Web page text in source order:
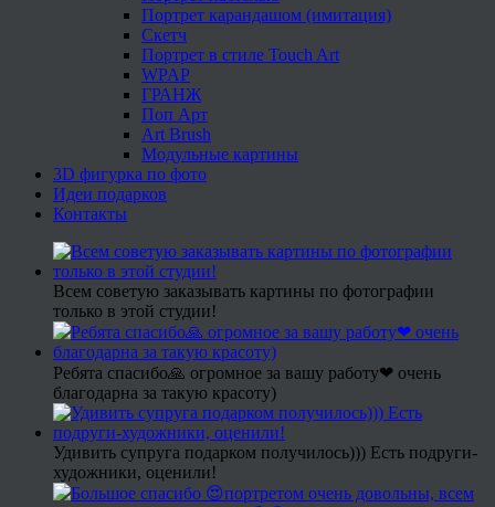
Портрет карандашом (имитация)
Скетч
Портрет в стиле Touch Art
WPAP
ГРАНЖ
Поп Арт
Art Brush
Модульные картины
3D фигурка по фото
Идеи подарков
Контакты
Всем советую заказывать картины по фотографии
только в этой студии!
Ребята спасибо🙏 огромное за вашу работу❤ очень
благодарна за такую красоту)
Удивить супруга подарком получилось))) Есть подруги-
художники, оценили!